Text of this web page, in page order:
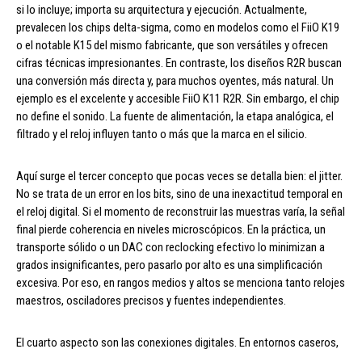
si lo incluye; importa su arquitectura y ejecución. Actualmente,
prevalecen los chips delta-sigma, como en modelos como el FiiO K19
o el notable K15 del mismo fabricante, que son versátiles y ofrecen
cifras técnicas impresionantes. En contraste, los diseños R2R buscan
una conversión más directa y, para muchos oyentes, más natural. Un
ejemplo es el excelente y accesible FiiO K11 R2R. Sin embargo, el chip
no define el sonido. La fuente de alimentación, la etapa analógica, el
filtrado y el reloj influyen tanto o más que la marca en el silicio.
Aquí surge el tercer concepto que pocas veces se detalla bien: el jitter.
No se trata de un error en los bits, sino de una inexactitud temporal en
el reloj digital. Si el momento de reconstruir las muestras varía, la señal
final pierde coherencia en niveles microscópicos. En la práctica, un
transporte sólido o un DAC con reclocking efectivo lo minimizan a
grados insignificantes, pero pasarlo por alto es una simplificación
excesiva. Por eso, en rangos medios y altos se menciona tanto relojes
maestros, osciladores precisos y fuentes independientes.
El cuarto aspecto son las conexiones digitales. En entornos caseros,